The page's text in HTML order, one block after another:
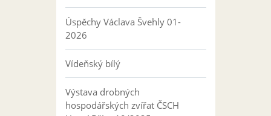
Úspěchy Václava Švehly 01-
2026
Vídeňský bílý
Výstava drobných
hospodářských zvířat ČSCH